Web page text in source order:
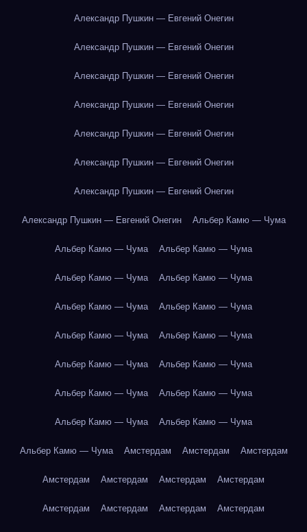
Александр Пушкин — Евгений Онегин
Александр Пушкин — Евгений Онегин
Александр Пушкин — Евгений Онегин
Александр Пушкин — Евгений Онегин
Александр Пушкин — Евгений Онегин
Александр Пушкин — Евгений Онегин
Александр Пушкин — Евгений Онегин
Александр Пушкин — Евгений Онегин Альбер Камю — Чума
Альбер Камю — Чума Альбер Камю — Чума
Альбер Камю — Чума Альбер Камю — Чума
Альбер Камю — Чума Альбер Камю — Чума
Альбер Камю — Чума Альбер Камю — Чума
Альбер Камю — Чума Альбер Камю — Чума
Альбер Камю — Чума Альбер Камю — Чума
Альбер Камю — Чума Альбер Камю — Чума
Альбер Камю — Чума Амстердам Амстердам Амстердам
Амстердам Амстердам Амстердам Амстердам
Амстердам Амстердам Амстердам Амстердам